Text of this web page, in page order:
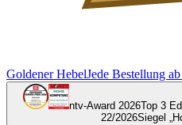
Goldener HebelJede Bestellung
ntv-Award 2026Top 3
22/2026Siegel